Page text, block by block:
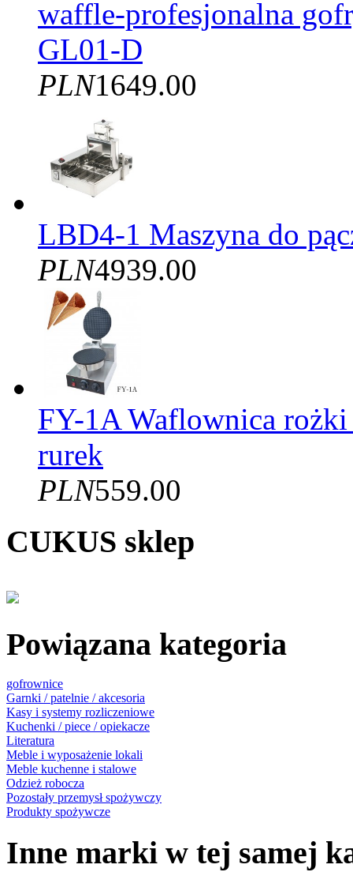
waffle-profesjonalna
GL01-D
PLN1649.00
LBD4-1 Maszyna do
PLN4939.00
FY-1A Waflownica
rurek
PLN559.00
CUKUS sklep
Powiązana kategoria
gofrownice
Garnki / patelnie / akcesoria
Kasy i systemy rozliczeniowe
Kuchenki / piece / opiekacze
Literatura
Meble i wyposażenie lokali
Meble kuchenne i stalowe
Odzież robocza
Pozostały przemysł spożywczy
Produkty spożywcze
Inne marki w tej samej